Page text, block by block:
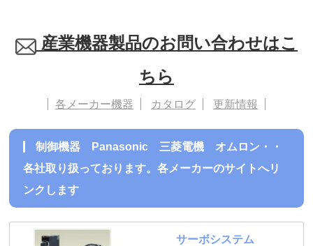
産業機器製品のお問い合わせはこ
ちら
各メーカー機器 カタログ 更新情報
制御機器 Panasonic 三菱電機 オムロン・・
各社取り扱っております。各メーカーのサイトへリ
ンクします
サーボシステム